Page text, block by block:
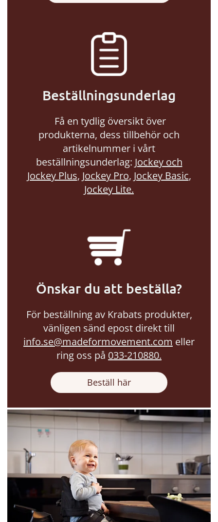
Beställningsunderlag
Få en tydlig översikt över
produkterna, dess tillbehör och
artikelnummer i vårt
beställningsunderlag: Jockey och
Jockey Plus, Jockey Pro, Jockey Basic,
Jockey Lite.
Önskar du att beställa?
För beställning av Krabats produkter,
vänligen sänd epost direkt till
info.se@madeformovement.com eller
ring oss på 033-210880.
Beställ här